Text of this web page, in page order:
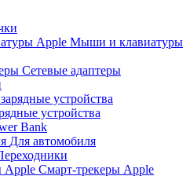
Мыши и клавиатуры
Сетевые адаптеры
устройства
Bank
Для автомобиля
Смарт-трекеры Apple